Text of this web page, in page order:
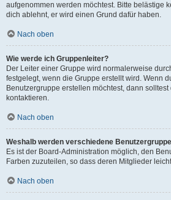
aufgenommen werden möchtest. Bitte belästige
dich ablehnt, er wird einen Grund dafür haben.
Nach oben
Wie werde ich Gruppenleiter?
Der Leiter einer Gruppe wird normalerweise
festgelegt, wenn die Gruppe erstellt wird. Wenn
Benutzergruppe erstellen möchtest, dann
kontaktieren.
Nach oben
Weshalb werden verschiedene
Es ist der Board-Administration möglich, den
Farben zuzuteilen, so dass deren Mitglieder
Nach oben